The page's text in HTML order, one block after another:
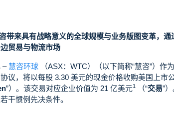
带来具有战略意义的全球规模与业务版图变革，
贸易与物流市场
– 慧咨环球 （ASX：WTC）（以下简称“慧咨”）
议，将以每股 3.30 美元的现金价格收购美国上市
”）。该交易对应企业价值为 21 亿美元1 （“交易”
干惯例先决条件。